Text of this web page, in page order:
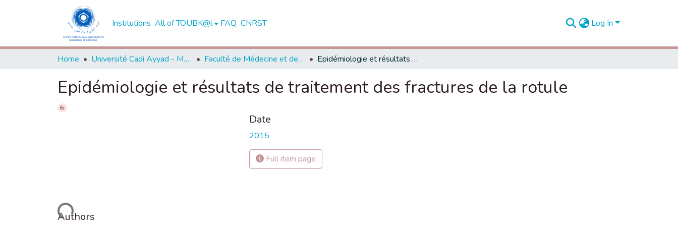
Institutions All of TOUBK@l FAQ CNRST Log In
Home Université Cadi Ayyad - Marrakech Faculté de Médecine et de Pharmacie - Marrakech Epidémiologie et résultats de traitement des fractures de la rotule
Epidémiologie et résultats de traitement des fractures de la rotule
fr
Loading...
Authors
Date
2015
Full item page